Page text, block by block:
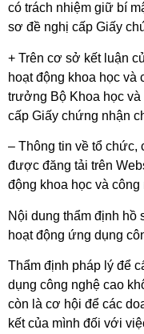
có trách nhiệm giữ bí
sơ đề nghị cấp Giấy
+ Trên cơ sở kết luận
hoạt động khoa học và
trưởng Bộ Khoa học và
cấp Giấy chứng nhận
– Thông tin về tổ chức,
được đăng tải trên
động khoa học và công
Nội dung thẩm định hồ
hoạt động ứng dụng
Thẩm định pháp lý để
dụng công nghệ cao
còn là cơ hội để các
kết của mình đối với